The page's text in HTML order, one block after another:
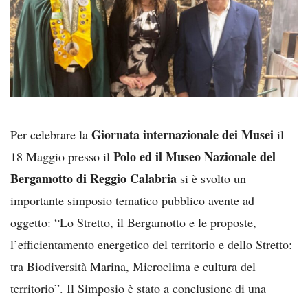
Per celebrare la Giornata internazionale dei Musei il
18 Maggio presso il Polo ed il Museo Nazionale del
Bergamotto di Reggio Calabria si è svolto un
importante simposio tematico pubblico avente ad
oggetto: “Lo Stretto, il Bergamotto e le proposte,
l’efficientamento energetico del territorio e dello Stretto:
tra Biodiversità Marina, Microclima e cultura del
territorio”. Il Simposio è stato a conclusione di una